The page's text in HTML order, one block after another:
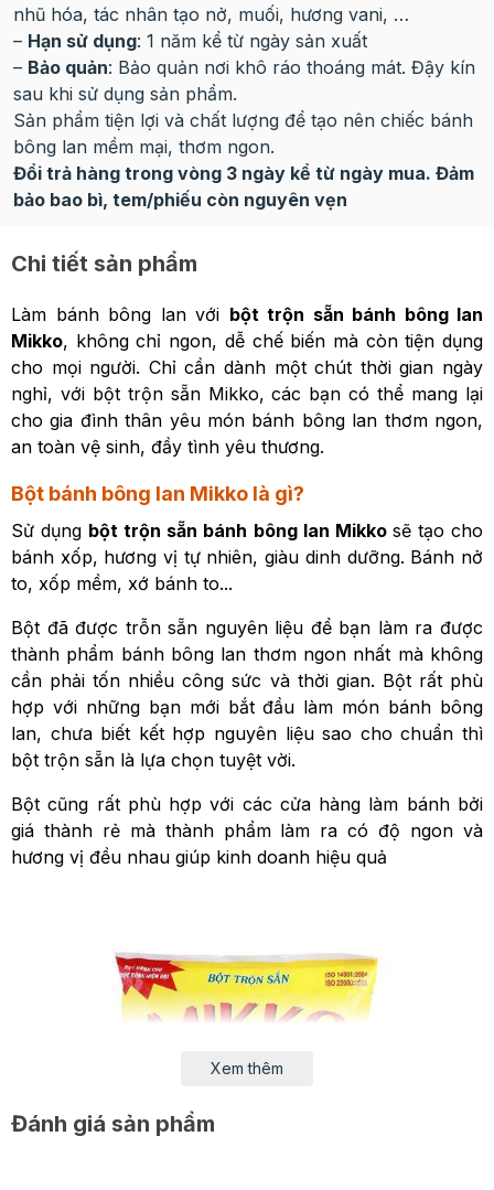
nhũ hóa, tác nhân tạo nở, muối, hương vani, …
– Hạn sử dụng: 1 năm kể từ ngày sản xuất
– Bảo quản: Bảo quản nơi khô ráo thoáng mát. Đậy kín
sau khi sử dụng sản phẩm.
Sản phẩm tiện lợi và chất lượng để tạo nên chiếc bánh
bông lan mềm mại, thơm ngon.
Đổi trả hàng trong vòng 3 ngày kể từ ngày mua. Đảm
bảo bao bì, tem/phiếu còn nguyên vẹn
Chi tiết sản phẩm
Làm bánh bông lan với bột trộn sẵn bánh bông lan
Mikko, không chỉ ngon, dễ chế biến mà còn tiện dụng
cho mọi người. Chỉ cần dành một chút thời gian ngày
nghỉ, với bột trộn sẵn Mikko, các bạn có thể mang lại
cho gia đình thân yêu món bánh bông lan thơm ngon,
an toàn vệ sinh, đầy tình yêu thương.
Bột bánh bông lan Mikko là gì?
Sử dụng bột trộn sẵn bánh bông lan Mikko sẽ tạo cho
bánh xốp, hương vị tự nhiên, giàu dinh dưỡng. Bánh nở
to, xốp mềm, xớ bánh to...
Bột đã được trỗn sẵn nguyên liệu để bạn làm ra được
thành phẩm bánh bông lan thơm ngon nhất mà không
cần phải tốn nhiều công sức và thời gian. Bột rất phù
hợp với những bạn mới bắt đầu làm món bánh bông
lan, chưa biết kết hợp nguyên liệu sao cho chuẩn thì
bột trộn sẵn là lựa chọn tuyệt vời.
Bột cũng rất phù hợp với các cửa hàng làm bánh bởi
giá thành rẻ mà thành phẩm làm ra có độ ngon và
hương vị đều nhau giúp kinh doanh hiệu quả
Xem thêm
Đánh giá sản phẩm